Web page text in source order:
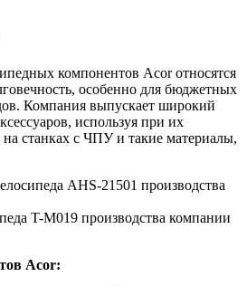
компонентов Acor относятся
особенно для бюджетных
Компания выпускает широкий
используя при их
на станках с ЧПУ и такие материалы,
Acor: